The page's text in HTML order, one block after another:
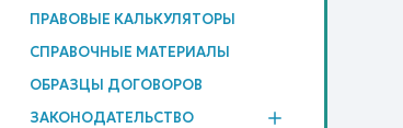
ПРАВОВЫЕ КАЛЬКУЛЯТОРЫ
СПРАВОЧНЫЕ МАТЕРИАЛЫ
ОБРАЗЦЫ ДОГОВОРОВ
ЗАКОНОДАТЕЛЬСТВО